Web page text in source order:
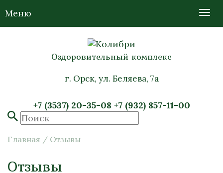
Оздоровительный комплекс
г. Орск, ул. Беляева, 7а
+7 (3537) 20-35-08 +7 (932) 857-11-00
Меню
Главная / Отзывы
Отзывы